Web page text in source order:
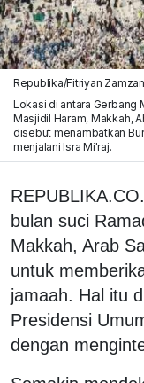
Republika/Fitriyan
Lokasi di antara Gerbang
Masjidil Haram, Makkah,
disebut menambatkan
menjalani Isra Mi'raj.
bulan suci
Makkah, Arab
untuk
jamaah. Hal itu
Presidensi
dengan